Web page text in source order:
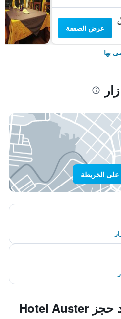
عرض الصفقة
بها
الخريطة
الأسئلة الشائعة عند حجز Hotel Auster